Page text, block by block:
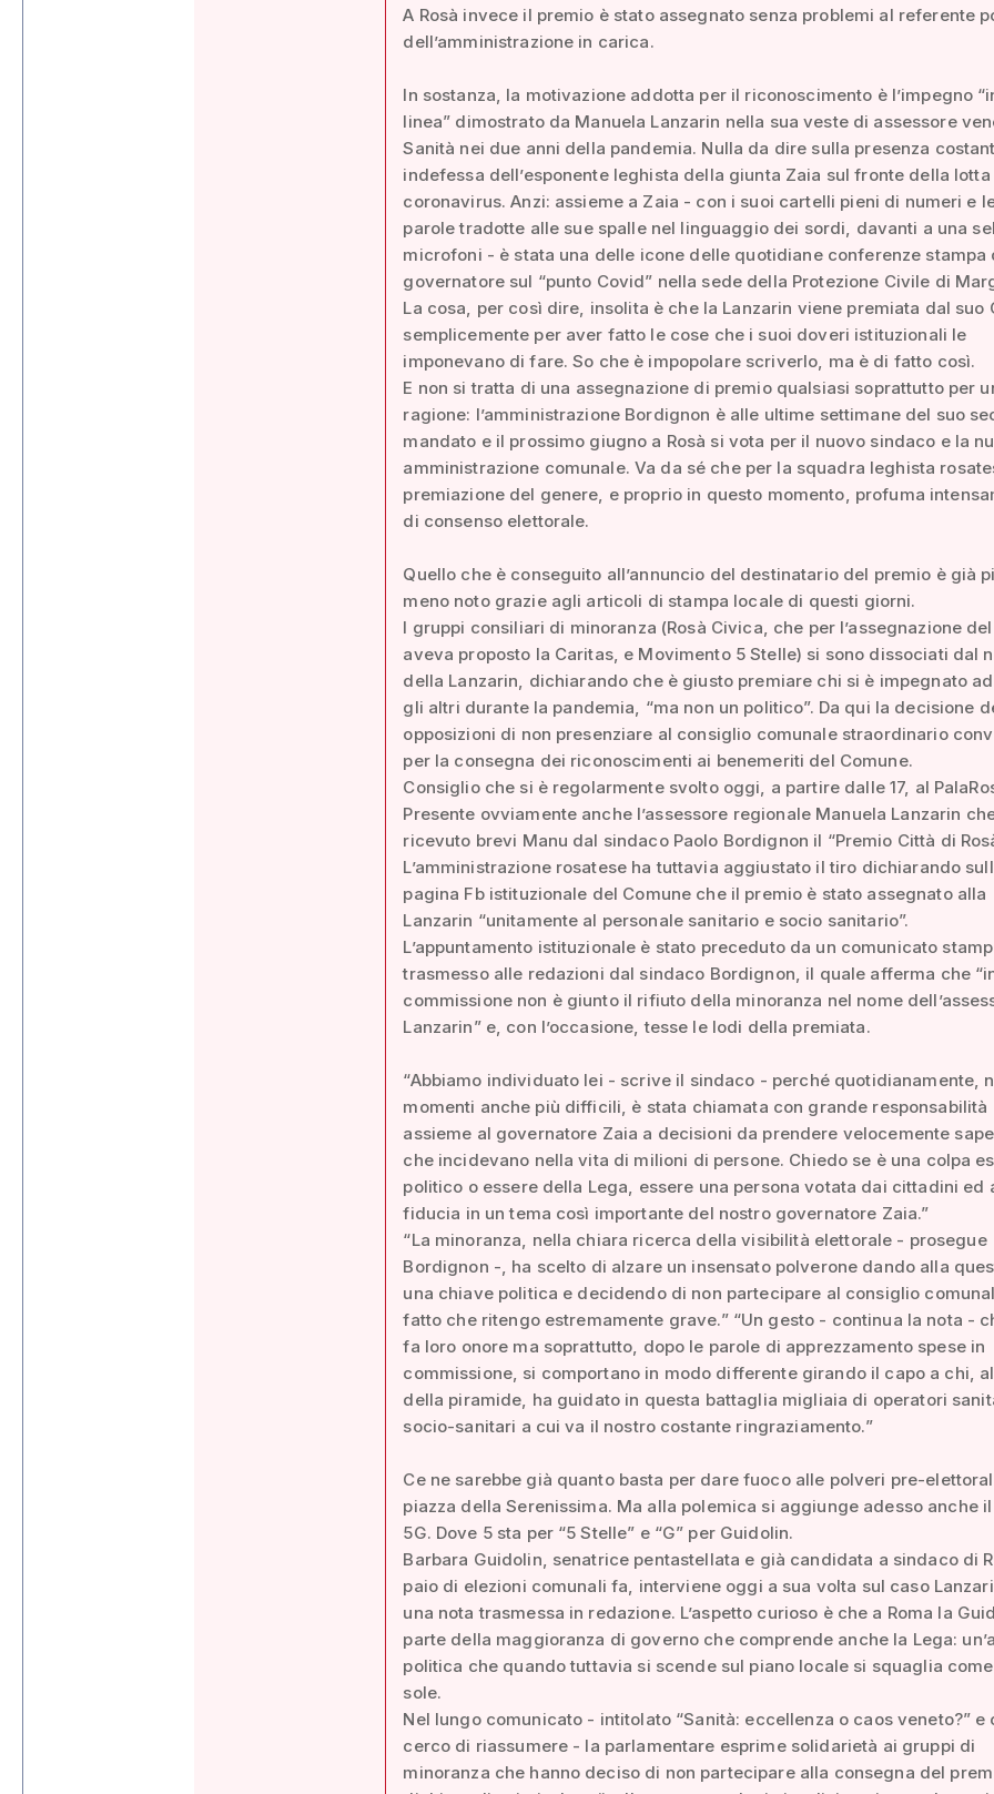
A Rosà invece il premio è stato assegnato senza problemi al referente
dell’amministrazione in carica.
In sostanza, la motivazione addotta per il riconoscimento è l’impegno
linea” dimostrato da Manuela Lanzarin nella sua veste di assessore
Sanità nei due anni della pandemia. Nulla da dire sulla presenza
indefessa dell’esponente leghista della giunta Zaia sul fronte della lotta
coronavirus. Anzi: assieme a Zaia - con i suoi cartelli pieni di numeri e
parole tradotte alle sue spalle nel linguaggio dei sordi, davanti a una
microfoni - è stata una delle icone delle quotidiane conferenze stampa
governatore sul “punto Covid” nella sede della Protezione Civile di
La cosa, per così dire, insolita è che la Lanzarin viene premiata dal suo
semplicemente per aver fatto le cose che i suoi doveri istituzionali le
imponevano di fare. So che è impopolare scriverlo, ma è di fatto così.
E non si tratta di una assegnazione di premio qualsiasi soprattutto per
ragione: l’amministrazione Bordignon è alle ultime settimane del suo
mandato e il prossimo giugno a Rosà si vota per il nuovo sindaco e la
amministrazione comunale. Va da sé che per la squadra leghista
premiazione del genere, e proprio in questo momento, profuma
di consenso elettorale.
Quello che è conseguito all’annuncio del destinatario del premio è già
meno noto grazie agli articoli di stampa locale di questi giorni.
I gruppi consiliari di minoranza (Rosà Civica, che per l’assegnazione
aveva proposto la Caritas, e Movimento 5 Stelle) si sono dissociati dal
della Lanzarin, dichiarando che è giusto premiare chi si è impegnato
gli altri durante la pandemia, “ma non un politico”. Da qui la decisione
opposizioni di non presenziare al consiglio comunale straordinario
per la consegna dei riconoscimenti ai benemeriti del Comune.
Consiglio che si è regolarmente svolto oggi, a partire dalle 17, al
Presente ovviamente anche l’assessore regionale Manuela Lanzarin
ricevuto brevi Manu dal sindaco Paolo Bordignon il “Premio Città di
L’amministrazione rosatese ha tuttavia aggiustato il tiro dichiarando
pagina Fb istituzionale del Comune che il premio è stato assegnato alla
Lanzarin “unitamente al personale sanitario e socio sanitario”.
L’appuntamento istituzionale è stato preceduto da un comunicato
trasmesso alle redazioni dal sindaco Bordignon, il quale afferma che
commissione non è giunto il rifiuto della minoranza nel nome
Lanzarin” e, con l’occasione, tesse le lodi della premiata.
“Abbiamo individuato lei - scrive il sindaco - perché quotidianamente,
momenti anche più difficili, è stata chiamata con grande responsabilità
assieme al governatore Zaia a decisioni da prendere velocemente
che incidevano nella vita di milioni di persone. Chiedo se è una colpa
politico o essere della Lega, essere una persona votata dai cittadini ed
fiducia in un tema così importante del nostro governatore Zaia.”
“La minoranza, nella chiara ricerca della visibilità elettorale - prosegue
Bordignon -, ha scelto di alzare un insensato polverone dando alla
una chiave politica e decidendo di non partecipare al consiglio
fatto che ritengo estremamente grave.” “Un gesto - continua la nota -
fa loro onore ma soprattutto, dopo le parole di apprezzamento spese in
commissione, si comportano in modo differente girando il capo a chi,
della piramide, ha guidato in questa battaglia migliaia di operatori
socio-sanitari a cui va il nostro costante ringraziamento.”
Ce ne sarebbe già quanto basta per dare fuoco alle polveri pre-
piazza della Serenissima. Ma alla polemica si aggiunge adesso anche
5G. Dove 5 sta per “5 Stelle” e “G” per Guidolin.
Barbara Guidolin, senatrice pentastellata e già candidata a sindaco di
paio di elezioni comunali fa, interviene oggi a sua volta sul caso
una nota trasmessa in redazione. L’aspetto curioso è che a Roma la
parte della maggioranza di governo che comprende anche la Lega:
politica che quando tuttavia si scende sul piano locale si squaglia
sole.
Nel lungo comunicato - intitolato “Sanità: eccellenza o caos veneto?” e
cerco di riassumere - la parlamentare esprime solidarietà ai gruppi di
minoranza che hanno deciso di non partecipare alla consegna del